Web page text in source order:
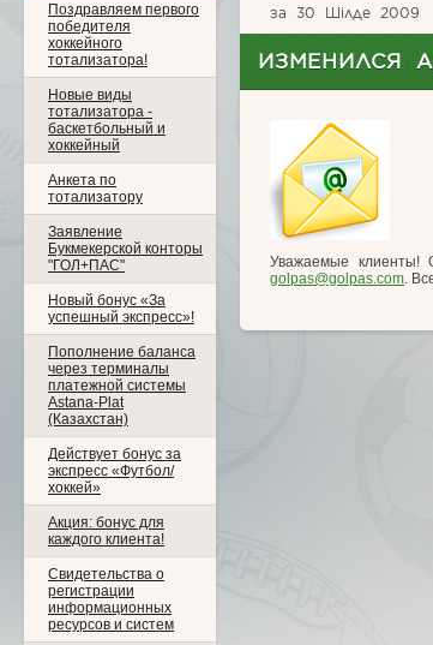
Поздравляем первого
победителя
хоккейного
тотализатора!
Новые виды
тотализатора -
баскетбольный и
хоккейный
Анкета по
тотализатору
Заявление
Букмекерской конторы
"ГОЛ+ПАС"
Новый бонус «За
успешный экспресс»!
Пополнение баланса
через терминалы
платежной системы
Astana-Plat
(Казахстан)
Действует бонус за
экспресс «Футбол/
хоккей»
Акция: бонус для
каждого клиента!
Свидетельства о
регистрации
информационных
ресурсов и систем
за 30 Шілде 2009
ИЗМЕНИЛСЯ
Уважаемые клиенты!
golpas@golpas.com.